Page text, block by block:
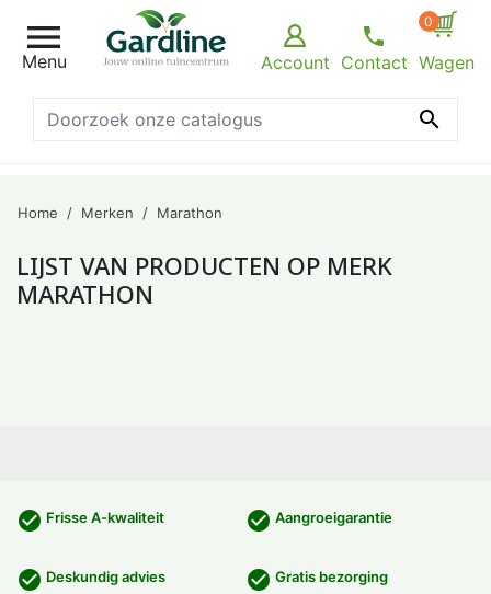

Menu Account Contact
0
Wagen

Home Merken Marathon
LIJST VAN PRODUCTEN OP MERK
MARATHON
check_circle Frisse A-kwaliteit check_circle Aangroeigarantie
check_circle Deskundig advies check_circle Gratis bezorging